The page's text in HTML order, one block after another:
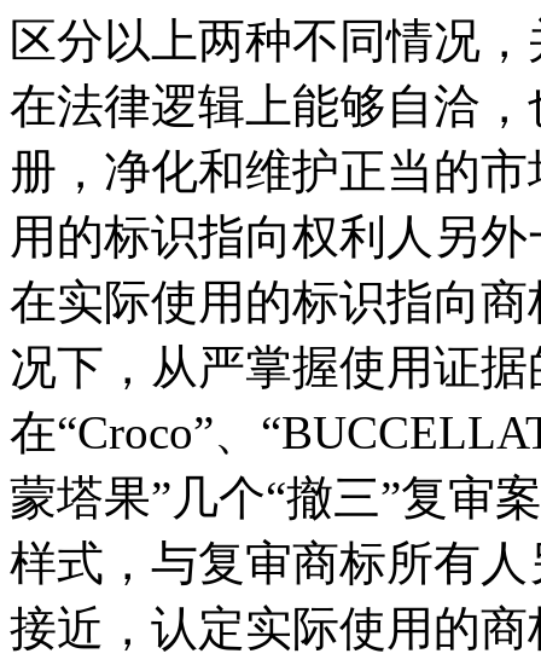
区分以上两种不同情况
在法律逻辑上能够自洽
册，净化和维护正当的
用的标识指向权利人另
在实际使用的标识指向
况下，从严掌握使用证
在“Croco”、
蒙塔果”几个“撤三”复审
样式，与复审商标所有
接近，认定实际使用的